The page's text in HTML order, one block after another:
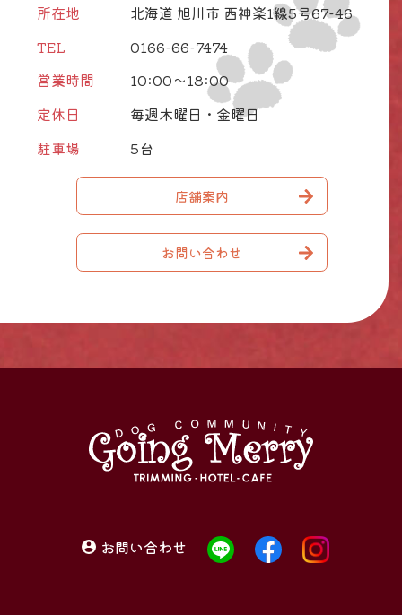
所在地
北海道 旭川市 西神楽1線5号67-46
TEL
0166-66-7474
営業時間
10:00～18:00
定休日
毎週木曜日・金曜日
駐車場
5台
店舗案内
お問い合わせ
お問い合わせ